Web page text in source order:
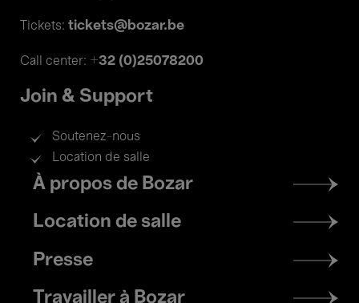
Tickets: tickets@bozar.be
Call center: +32 (0)25078200
Join & Support
Soutenez-nous
Location de salle
Footer
menu
À propos de Bozar
Location de salle
Presse
Travailler à Bozar